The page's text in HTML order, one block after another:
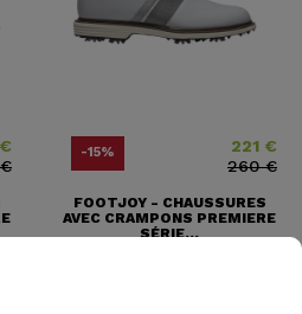
-15% 221 €
Prix ​​habituel
260 €
FOOTJOY - CHAUSSURES
AVEC CRAMPONS PREMIERE
SÉRIE...